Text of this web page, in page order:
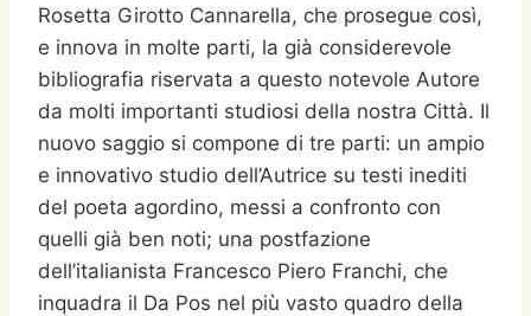
Rosetta Girotto Cannarella, che prosegue così,
e innova in molte parti, la già considerevole
bibliografia riservata a questo notevole Autore
da molti importanti studiosi della nostra Città. Il
nuovo saggio si compone di tre parti: un ampio
e innovativo studio dell’Autrice su testi inediti
del poeta agordino, messi a confronto con
quelli già ben noti; una postfazione
dell’italianista Francesco Piero Franchi, che
inquadra il Da Pos nel più vasto quadro della